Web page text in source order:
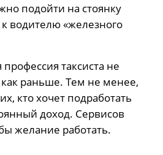
подойти на стоянку
к водителю «железного
таксиста не
раньше. Тем не менее,
кто хочет подработать
доход. Сервисов
желание работать.